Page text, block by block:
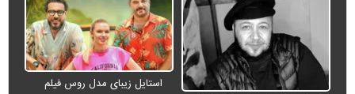
استایل زیبای مدل روس فیلم